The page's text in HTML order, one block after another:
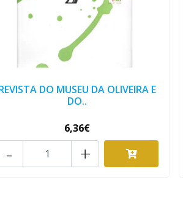
DO MUSEU DA OLIVEIRA E
DO..
6,36€
+
-